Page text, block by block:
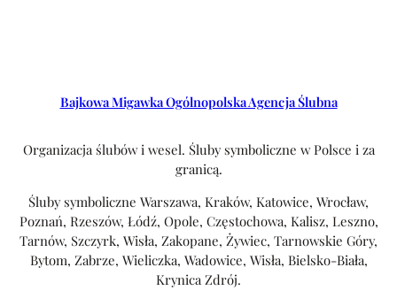
Bajkowa Migawka Ogólnopolska Agencja Ślubna
Organizacja ślubów i wesel. Śluby symboliczne w Polsce i za
granicą.
Śluby symboliczne Warszawa, Kraków, Katowice, Wrocław,
Poznań, Rzeszów, Łódź, Opole, Częstochowa, Kalisz, Leszno,
Tarnów, Szczyrk, Wisła, Zakopane, Żywiec, Tarnowskie Góry,
Bytom, Zabrze, Wieliczka, Wadowice, Wisła, Bielsko-Biała,
Krynica Zdrój.